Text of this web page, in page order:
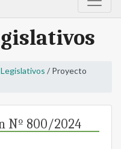
/ Proyecto
Nº 800/2024